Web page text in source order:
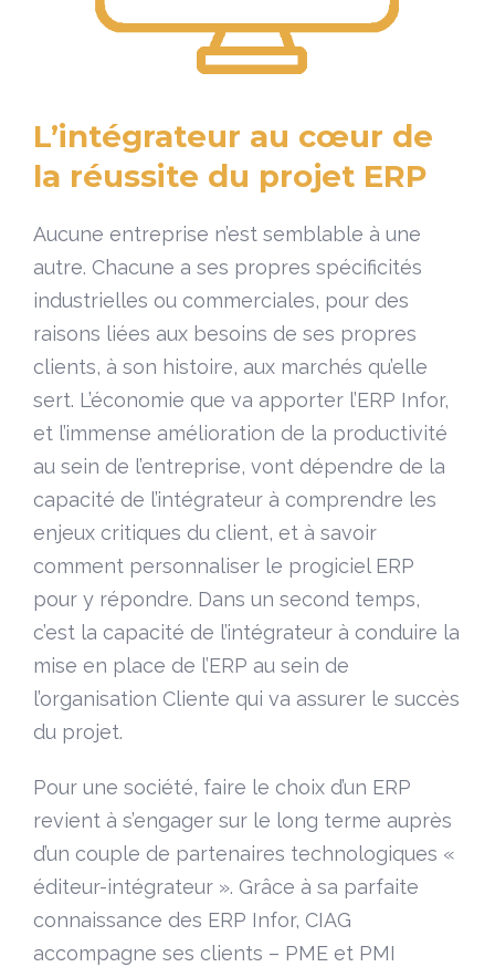
L’intégrateur au cœur de
la réussite du projet ERP
Aucune entreprise n’est semblable à une
autre. Chacune a ses propres spécificités
industrielles ou commerciales, pour des
raisons liées aux besoins de ses propres
clients, à son histoire, aux marchés qu’elle
sert. L’économie que va apporter l’ERP Infor,
et l’immense amélioration de la productivité
au sein de l’entreprise, vont dépendre de la
capacité de l’intégrateur à comprendre les
enjeux critiques du client, et à savoir
comment personnaliser le progiciel ERP
pour y répondre. Dans un second temps,
c’est la capacité de l’intégrateur à conduire la
mise en place de l’ERP au sein de
l’organisation Cliente qui va assurer le succès
du projet.
Pour une société, faire le choix d’un ERP
revient à s’engager sur le long terme auprès
d’un couple de partenaires technologiques «
éditeur-intégrateur ». Grâce à sa parfaite
connaissance des ERP Infor, CIAG
accompagne ses clients – PME et PMI